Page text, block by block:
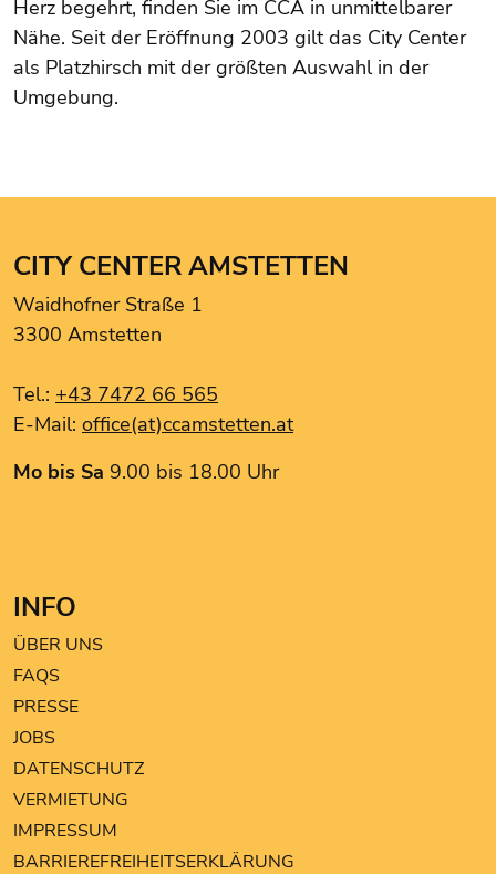
Herz begehrt, finden Sie im CCA in unmittelbarer
Nähe. Seit der Eröffnung 2003 gilt das City Center
als Platzhirsch mit der größten Auswahl in der
Umgebung.
CITY CENTER AMSTETTEN
Waidhofner Straße 1
3300 Amstetten
Tel.: +43 7472 66 565
E-Mail: office(at)ccamstetten.at
Mo bis Sa 9.00 bis 18.00 Uhr
INFO
ÜBER UNS
FAQS
PRESSE
JOBS
DATENSCHUTZ
VERMIETUNG
IMPRESSUM
BARRIEREFREIHEITSERKLÄRUNG